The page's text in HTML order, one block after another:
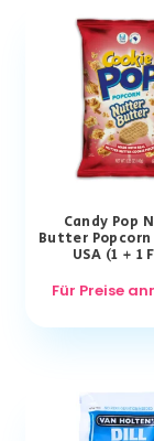
Candy Pop
Butter Popcorn
USA (1 + 1
Für Preise